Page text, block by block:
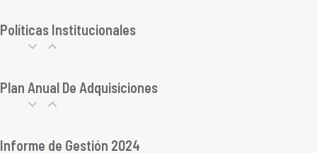
Políticas Institucionales
Plan Anual De Adquisiciones
Informe de Gestión 2024